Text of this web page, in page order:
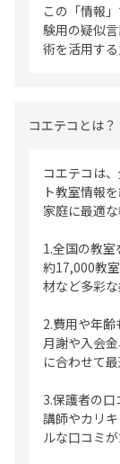
この「情報
験用の疑似
術を活用す
コエテコとは？
コエテコは
ト教室情報
家庭に最適
1.全国の教室
約17,000教
材など多彩
2.費用や年
月謝や入会
に合わせて
3.保護者の口
講師やカリ
ルな口コミ